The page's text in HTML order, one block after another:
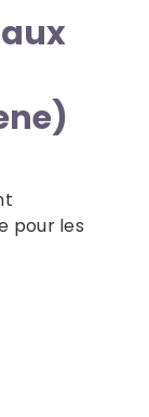
pour les